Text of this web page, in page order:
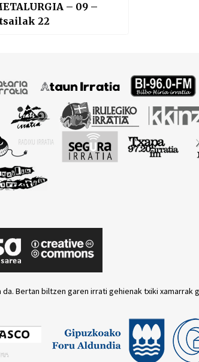
– 09 –
22
Bertan biltzen garen irrati gehienak txiki xamarrak